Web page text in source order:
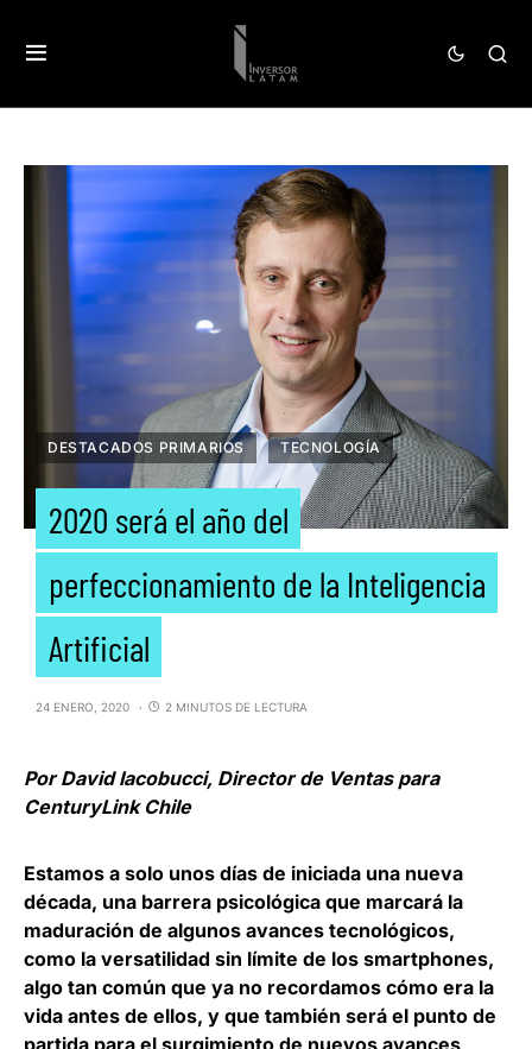
DESTACADOS PRIMARIOS TECNOLOGÍA
2020 será el año del
perfeccionamiento de la Inteligencia
Artificial
24 ENERO, 2020 2 MINUTOS DE LECTURA
Por David Iacobucci, Director de Ventas para
CenturyLink Chile
Estamos a solo unos días de iniciada una nueva
década, una barrera psicológica que marcará la
maduración de algunos avances tecnológicos,
como la versatilidad sin límite de los smartphones,
algo tan común que ya no recordamos cómo era la
vida antes de ellos, y que también será el punto de
partida para el surgimiento de nuevos avances